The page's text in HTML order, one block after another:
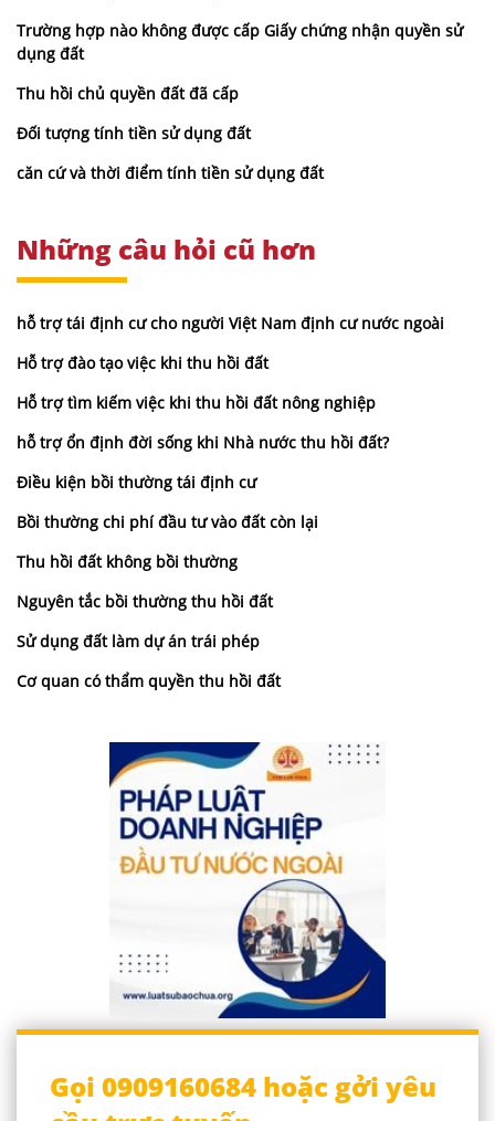
Trường hợp nào không được cấp Giấy chứng nhận quyền sử
dụng đất
Thu hồi chủ quyền đất đã cấp
Đối tượng tính tiền sử dụng đất
căn cứ và thời điểm tính tiền sử dụng đất
Những câu hỏi cũ hơn
hỗ trợ tái định cư cho người Việt Nam định cư nước ngoài
Hỗ trợ đào tạo việc khi thu hồi đất
Hỗ trợ tìm kiếm việc khi thu hồi đất nông nghiệp
hỗ trợ ổn định đời sống khi Nhà nước thu hồi đất?
Điều kiện bồi thường tái định cư
Bồi thường chi phí đầu tư vào đất còn lại
Thu hồi đất không bồi thường
Nguyên tắc bồi thường thu hồi đất
Sử dụng đất làm dự án trái phép
Cơ quan có thẩm quyền thu hồi đất
Gọi 0909160684 hoặc gởi yêu